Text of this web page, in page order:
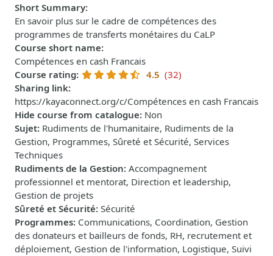
Short Summary:
En savoir plus sur le cadre de compétences des
programmes de transferts monétaires du CaLP
Course short name:
Compétences en cash Francais
Course rating: 4.5 (32)
Sharing link:
https://kayaconnect.org/c/Compétences en cash Francais
Hide course from catalogue: Non
Sujet: Rudiments de l'humanitaire, Rudiments de la
Gestion, Programmes, Sûreté et Sécurité, Services
Techniques
Rudiments de la Gestion: Accompagnement
professionnel et mentorat, Direction et leadership,
Gestion de projets
Sûreté et Sécurité: Sécurité
Programmes: Communications, Coordination, Gestion
des donateurs et bailleurs de fonds, RH, recrutement et
déploiement, Gestion de l'information, Logistique, Suivi